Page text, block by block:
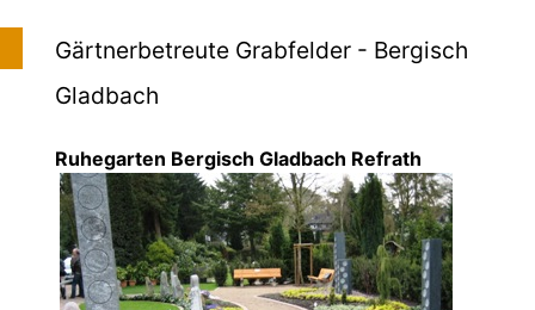
Gärtnerbetreute Grabfelder - Bergisch
Gladbach
Ruhegarten Bergisch Gladbach Refrath